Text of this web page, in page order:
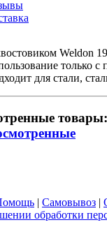
Weldon
только
для стали,
| Самовывоз |
обработки